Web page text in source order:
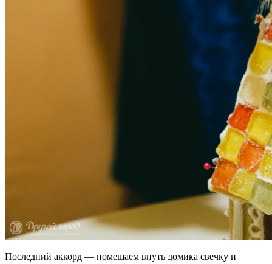
Последний аккорд — помещаем внуть домика свечку и